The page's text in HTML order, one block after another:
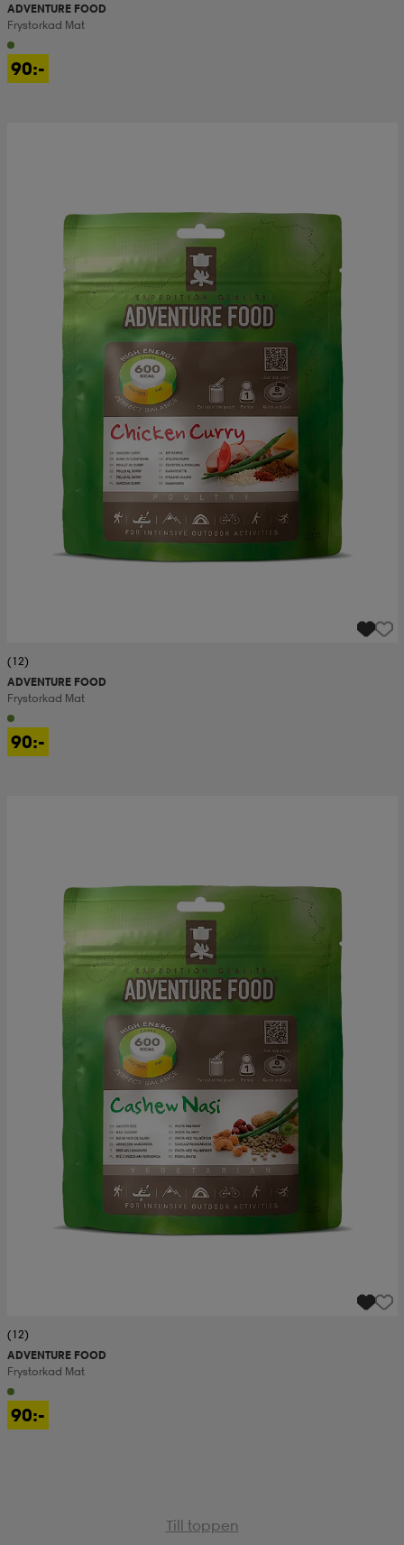
ADVENTURE FOOD
Frystorkad Mat
90:-
(12)
ADVENTURE FOOD
Frystorkad Mat
90:-
(12)
ADVENTURE FOOD
Frystorkad Mat
90:-
Till toppen